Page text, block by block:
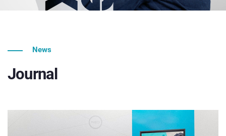
News
Journal